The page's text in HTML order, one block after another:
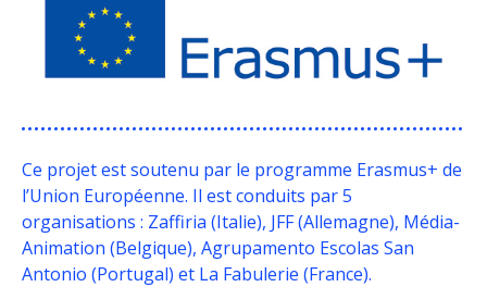
Ce projet est soutenu par le programme Erasmus+ de
l’Union Européenne. Il est conduits par 5
organisations : Zaffiria (Italie), JFF (Allemagne), Média-
Animation (Belgique), Agrupamento Escolas San
Antonio (Portugal) et La Fabulerie (France).